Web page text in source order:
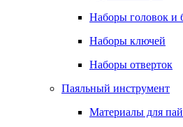
Наборы головок и
Наборы ключей
Наборы отверток
Паяльный инструмент
Материалы для